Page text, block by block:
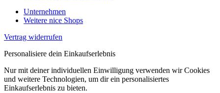
Unternehmen
Weitere nice Shops
Vertrag widerrufen
Personalisiere dein Einkaufserlebnis
Nur mit deiner individuellen Einwilligung verwenden wir Cookies
und weitere Technologien, um dir ein personalisiertes
Einkaufserlebnis zu bieten.